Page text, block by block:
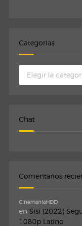
Categorias
Categorias
Chat
Comentarios
CinemaniaHDD
en Sisi (2022)
1080p Latino